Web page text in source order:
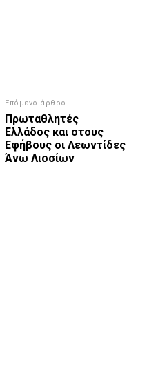
Επόμενο άρθρο
Πρωταθλητές
Ελλάδος και στους
Εφήβους οι Λεωντίδες
Άνω Λιοσίων